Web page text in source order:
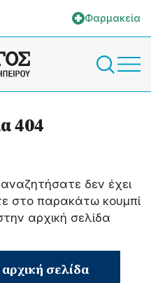
Φαρμακεία
404
δεν έχει
στο παρακάτω κουμπί
αρχική σελίδα
σελίδα